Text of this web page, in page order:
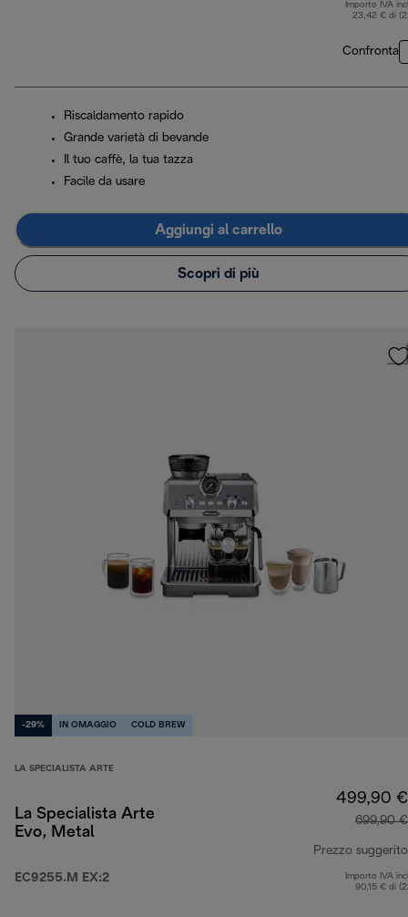
Importo IVA
23,42 € di
Confronta
Riscaldamento rapido
Grande varietà di bevande
Il tuo caffè, la tua tazza
Facile da usare
Aggiungi al carrello
Scopri di più
-29% IN OMAGGIO COLD BREW
LA SPECIALISTA ARTE
La Specialista Arte
Evo, Metal
EC9255.M EX:2
499,90 €
699,90 €
Prezzo suggerito
Importo IVA
90,15 € di